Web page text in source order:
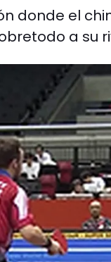
donde el
a su